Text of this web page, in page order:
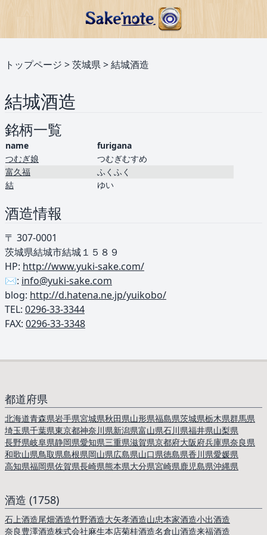
トップページ >茨城県>結城酒造
結城酒造
銘柄一覧
name
furigana
つむぎ娘
つむぎむすめ
富久福
ふくふく
結
ゆい
酒造情報
〒 307-0001
茨城県結城市結城１５８９
HP: http://www.yuki-sake.com/
✉️: info@yuki-sake.com
blog: http://d.hatena.ne.jp/yuikobo/
TEL: ︎ 0296-33-3344
FAX: 0296-33-3348
都道府県
北海道青森県岩手県宮城県秋田県山形県福島県茨城県栃木県群馬県
埼玉県千葉県東京都神奈川県新潟県富山県石川県福井県山梨県
長野県岐阜県静岡県愛知県三重県滋賀県京都府大阪府兵庫県奈良県
和歌山県鳥取県島根県岡山県広島県山口県徳島県香川県愛媛県
高知県福岡県佐賀県長崎県熊本県大分県宮崎県鹿児島県沖縄県
酒造 (1758)
石上酒造尾畑酒造竹野酒造大矢孝酒造山忠本家酒造小出酒造
奈良豊澤酒造株式会社麻生本店菊桂酒造名倉山酒造来福酒造